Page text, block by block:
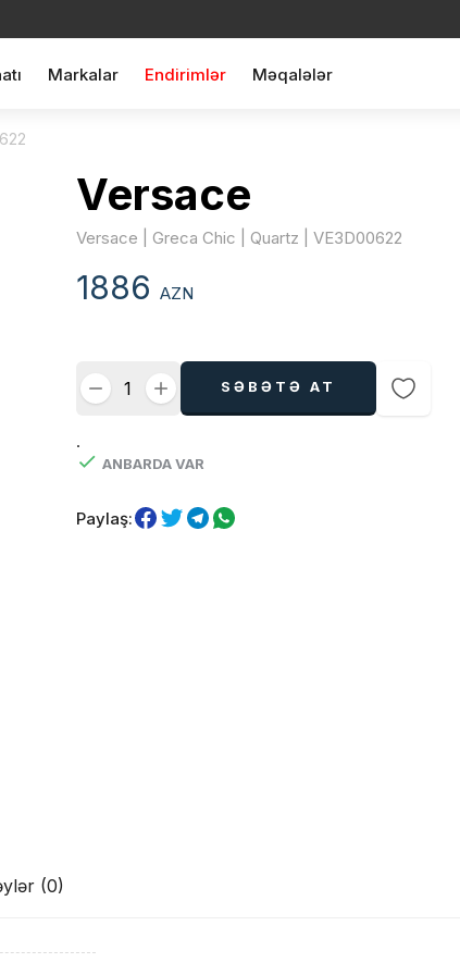
Markalar Endirimlər Məqalələr
Versace
Versace | Greca Chic | Quartz | VE3D00622
1886 AZN
SƏBƏTƏ AT
.
ANBARDA VAR
Paylaş:
(0)